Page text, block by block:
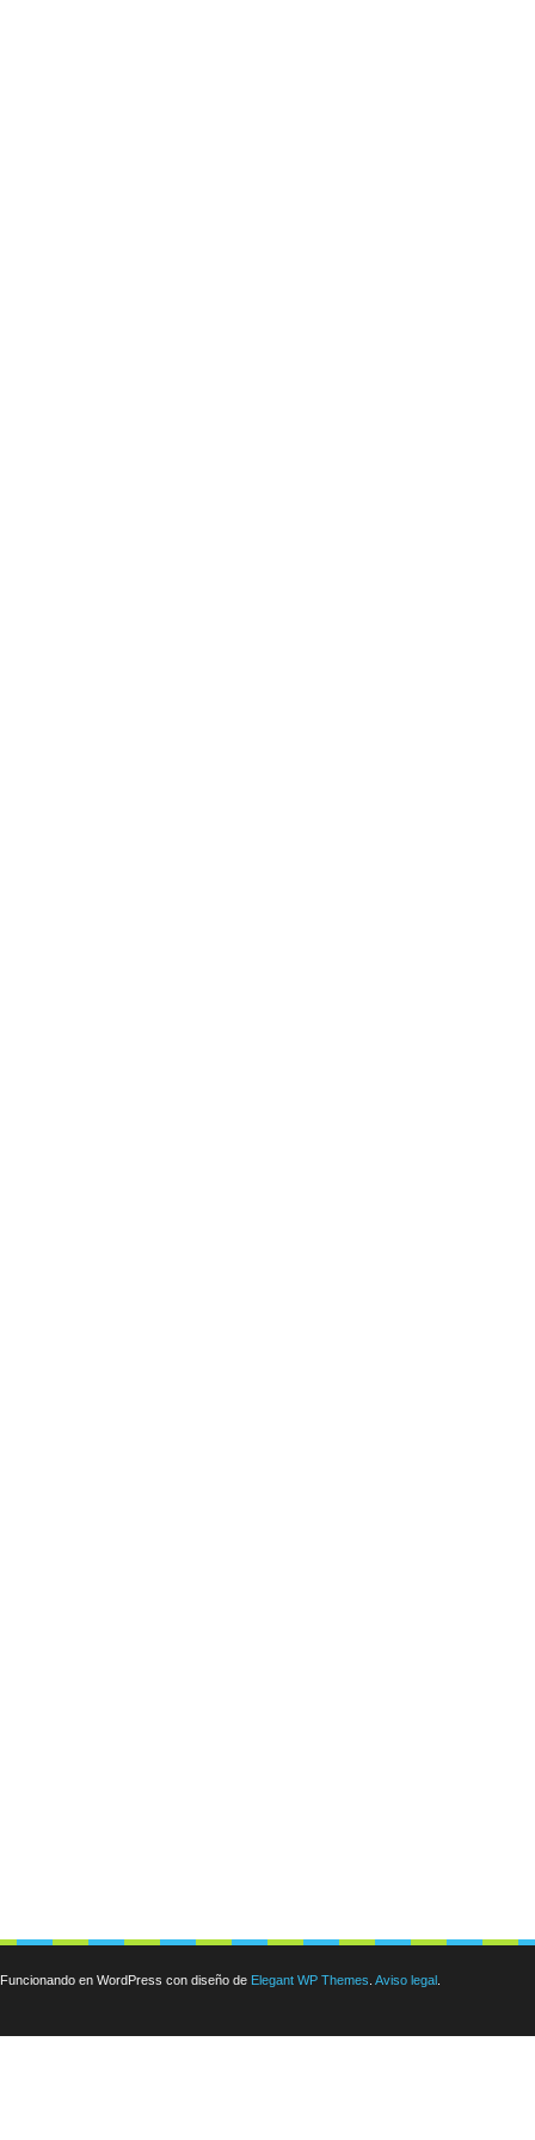
Funcionando en WordPress con diseño de Elegant WP Themes Aviso legal